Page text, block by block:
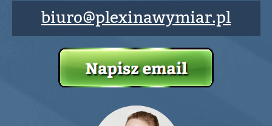
biuro@plexinawymiar.pl